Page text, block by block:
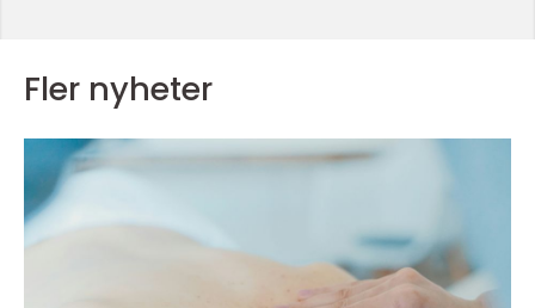
Fler nyheter